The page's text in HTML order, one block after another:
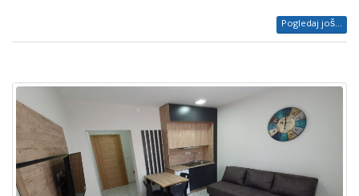
Pogledaj još...